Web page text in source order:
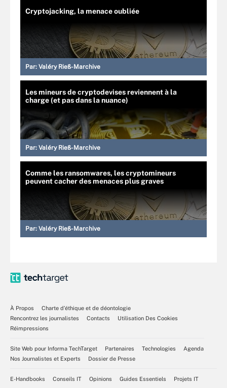
Cryptojacking, la menace oubliée
Par: Valéry Rieß-Marchive
Les mineurs de cryptodevises reviennent à la
charge (et pas dans la nuance)
Par: Valéry Rieß-Marchive
Comme les ransomwares, les cryptomineurs
peuvent cacher des menaces plus graves
Par: Valéry Rieß-Marchive
À Propos
Charte d’éthique et de déontologie
Rencontrez les journalistes
Contacts
Utilisation Des Cookies
Réimpressions
Site Web pour Informa TechTarget Partenaires Technologies
Agenda
Nos Journalistes et Experts
Dossier de Presse
E-Handbooks Conseils IT Opinions Guides Essentiels Projets IT